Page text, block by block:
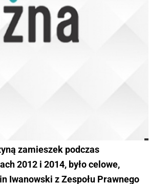
zamieszek podczas
2012 i 2014, było celowe,
Iwanowski z Zespołu Prawnego